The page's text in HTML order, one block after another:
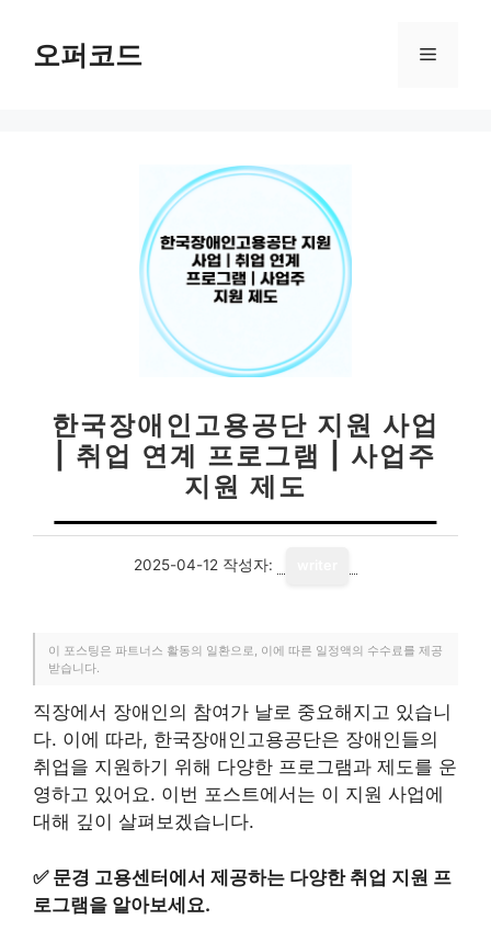
오퍼코드 메
한국장애인고용공단 지원 사업
| 취업 연계 프로그램 | 사업주
지원 제도
2025-04-12 작성자:
이 포스팅은 파트너스 활동의 일환으로, 이에 따른 일정액의 수수료를 제공
받습니다.
직장에서 장애인의 참여가 날로 중요해지고 있습니
다. 이에 따라, 한국장애인고용공단은 장애인들의
취업을 지원하기 위해 다양한 프로그램과 제도를 운
영하고 있어요. 이번 포스트에서는 이 지원 사업에
대해 깊이 살펴보겠습니다.
✅ 문경 고용센터에서 제공하는 다양한 취업 지원 프
로그램을 알아보세요.